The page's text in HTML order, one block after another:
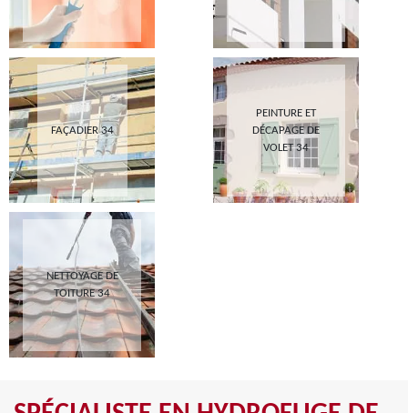
FAÇADIER 34
PEINTURE ET
DÉCAPAGE DE
VOLET 34
NETTOYAGE DE
TOITURE 34